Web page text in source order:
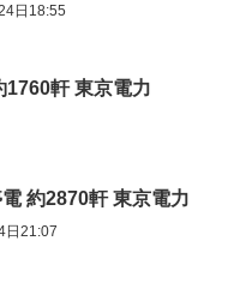
日18:55
1760軒 東京電力
約2870軒 東京電力
日21:07